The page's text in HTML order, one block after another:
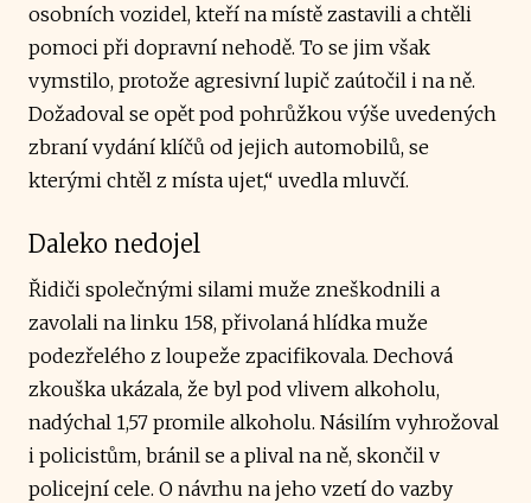
osobních vozidel, kteří na místě zastavili a chtěli
pomoci při dopravní nehodě. To se jim však
vymstilo, protože agresivní lupič zaútočil i na ně.
Dožadoval se opět pod pohrůžkou výše uvedených
zbraní vydání klíčů od jejich automobilů, se
kterými chtěl z místa ujet,“ uvedla mluvčí.
Daleko nedojel
Řidiči společnými silami muže zneškodnili a
zavolali na linku 158, přivolaná hlídka muže
podezřelého z loupeže zpacifikovala. Dechová
zkouška ukázala, že byl pod vlivem alkoholu,
nadýchal 1,57 promile alkoholu. Násilím vyhrožoval
i policistům, bránil se a plival na ně, skončil v
policejní cele. O návrhu na jeho vzetí do vazby